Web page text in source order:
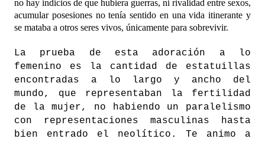
no hay indicios de que hubiera guerras, ni rivalidad entre sexos,
acumular posesiones no tenía sentido en una vida itinerante y
se mataba a otros seres vivos, únicamente para sobrevivir.
La prueba de esta adoración a lo
femenino es la cantidad de estatuillas
encontradas a lo largo y ancho del
mundo, que representaban la fertilidad
de la mujer, no habiendo un paralelismo
con representaciones masculinas hasta
bien entrado el neolítico. Te animo a